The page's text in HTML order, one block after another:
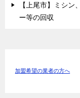
【上尾市】ミシン
ー等の回収
加盟希望の業者の方へ